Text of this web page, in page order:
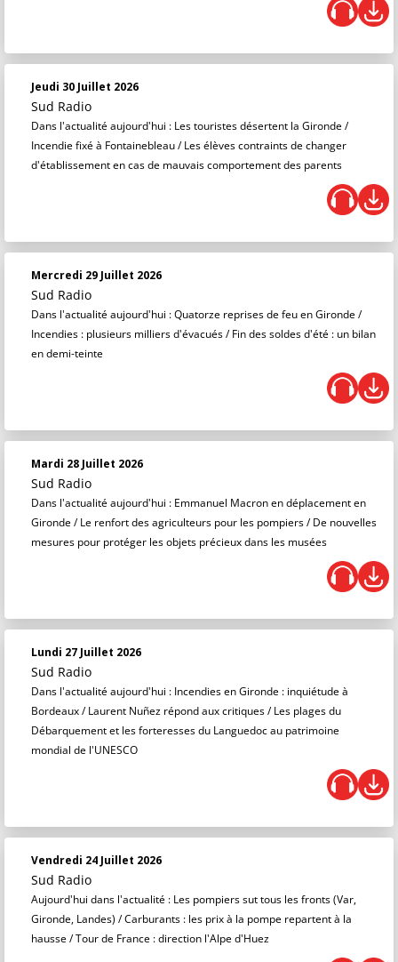
Jeudi 30 Juillet 2026
Sud Radio
Dans l'actualité aujourd'hui : Les touristes désertent la Gironde /
Incendie fixé à Fontainebleau / Les élèves contraints de changer
d'établissement en cas de mauvais comportement des parents
Mercredi 29 Juillet 2026
Sud Radio
Dans l'actualité aujourd'hui : Quatorze reprises de feu en Gironde /
Incendies : plusieurs milliers d'évacués / Fin des soldes d'été : un bilan
en demi-teinte
Mardi 28 Juillet 2026
Sud Radio
Dans l'actualité aujourd'hui : Emmanuel Macron en déplacement en
Gironde / Le renfort des agriculteurs pour les pompiers / De nouvelles
mesures pour protéger les objets précieux dans les musées
Lundi 27 Juillet 2026
Sud Radio
Dans l'actualité aujourd'hui : Incendies en Gironde : inquiétude à
Bordeaux / Laurent Nuñez répond aux critiques / Les plages du
Débarquement et les forteresses du Languedoc au patrimoine
mondial de l'UNESCO
Vendredi 24 Juillet 2026
Sud Radio
Aujourd'hui dans l'actualité : Les pompiers sut tous les fronts (Var,
Gironde, Landes) / Carburants : les prix à la pompe repartent à la
hausse / Tour de France : direction l'Alpe d'Huez